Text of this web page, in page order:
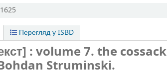
Перегляд у ISBD
: volume 7. the cossack
Struminski.